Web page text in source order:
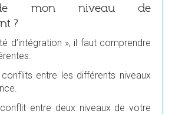
mon niveau de
?
d’intégration », il faut comprendre
entre les différents niveaux
conflit entre deux niveaux de votre